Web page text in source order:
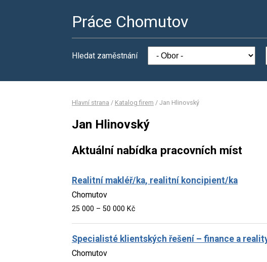
Práce Chomutov
Hledat zaměstnání
Hlavní strana / Katalog firem / Jan Hlinovský
Jan Hlinovský
Aktuální nabídka pracovních míst
Realitní makléř/ka, realitní koncipient/ka
Chomutov
25 000 – 50 000 Kč
Specialisté klientských řešení – finance a
Chomutov